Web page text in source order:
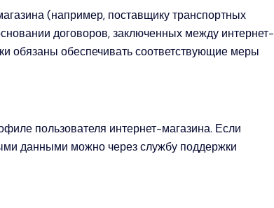
(например, поставщику транспортных
договоров, заключенных между интернет-
обязаны обеспечивать соответствующие меры
пользователя интернет-магазина. Если
данными можно через службу поддержки